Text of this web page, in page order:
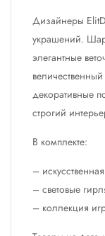
Дизайнеры
украшений.
элегантные
декоративные
строгий
В комплекте:
–
– световые
– коллекция